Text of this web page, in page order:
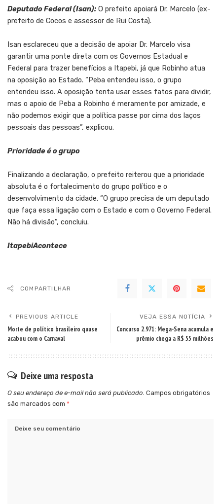
Deputado Federal (Isan): O prefeito apoiará Dr. Marcelo (ex-
prefeito de Cocos e assessor de Rui Costa).
Isan esclareceu que a decisão de apoiar Dr. Marcelo visa
garantir uma ponte direta com os Governos Estadual e
Federal para trazer benefícios a Itapebi, já que Robinho atua
na oposição ao Estado. “Peba entendeu isso, o grupo
entendeu isso. A oposição tenta usar esses fatos para dividir,
mas o apoio de Peba a Robinho é meramente por amizade, e
não podemos exigir que a política passe por cima dos laços
pessoais das pessoas”, explicou.
Prioridade é o grupo
Finalizando a declaração, o prefeito reiterou que a prioridade
absoluta é o fortalecimento do grupo político e o
desenvolvimento da cidade. “O grupo precisa de um deputado
que faça essa ligação com o Estado e com o Governo Federal.
Não há divisão”, concluiu.
ItapebiAcontece
COMPARTILHAR
PREVIOUS ARTICLE
Morte de político brasileiro quase
acabou com o Carnaval
VEJA ESSA NOTÍCIA
Concurso 2.971: Mega-Sena acumula e
prêmio chega a R$ 55 milhões
Deixe uma resposta
O seu endereço de e-mail não será publicado. Campos obrigatórios
são marcados com *